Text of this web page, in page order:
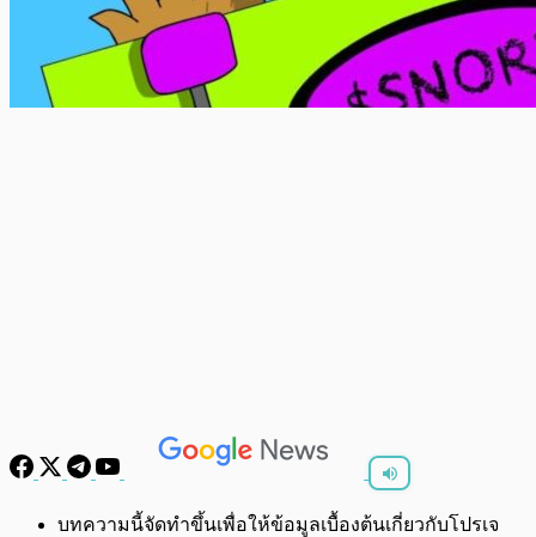
พร้อมเล่น 0:00/0:00
บทความนี้จัดทำขึ้นเพื่อให้ข้อมูลเบื้องต้นเกี่ยวกับโปรเจ